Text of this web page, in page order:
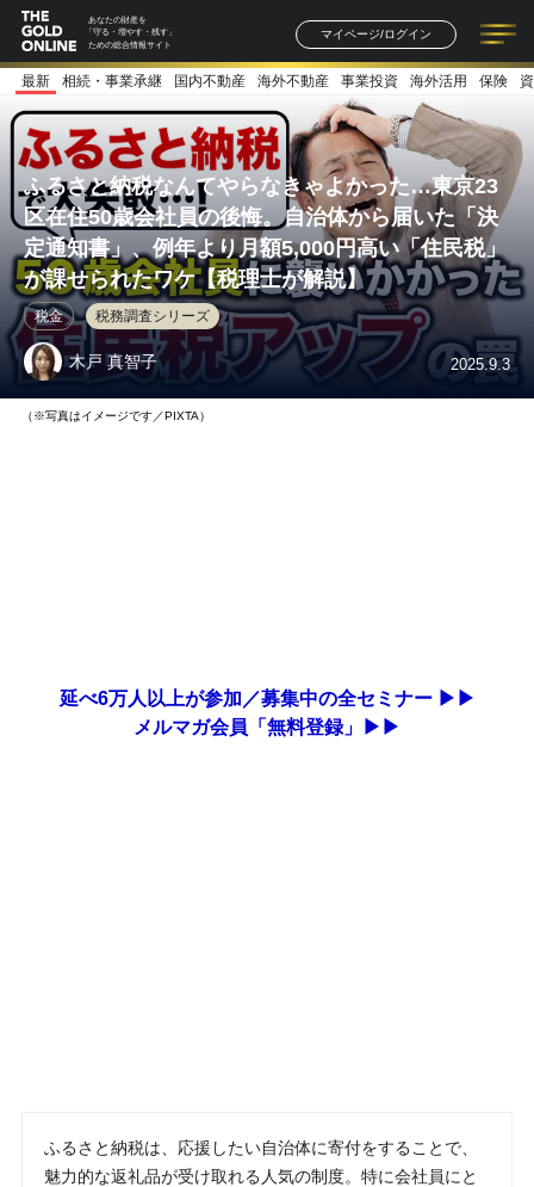
あなたの財産を
「守る・増やす・残す」
ための総合情報サイト
マイページ/ログイン
記事一覧 連載一覧
著者一覧 書籍一覧
最新 相続・事業承継 国内不動産 海外不動産 事業投資 海外活用 保険
ふるさと納税なんてやらなきゃよかった…東京23
区在住50歳会社員の後悔。自治体から届いた「決
定通知書」、例年より月額5,000円高い「住民税」
が課せられたワケ【税理士が解説】
税金 税務調査シリーズ
木戸 真智子 2025.9.3
（※写真はイメージです／PIXTA）
延べ6万人以上が参加／募集中の全セミナー ▶▶
メルマガ会員「無料登録」▶▶
ふるさと納税は、応援したい自治体に寄付をすることで、
魅力的な返礼品が受け取れる人気の制度。特に会社員にと